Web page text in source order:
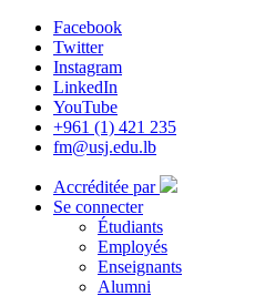
Facebook
Twitter
Instagram
LinkedIn
YouTube
+961 (1) 421 235
fm@usj.edu.lb
Accréditée par
Se connecter
Étudiants
Employés
Enseignants
Alumni